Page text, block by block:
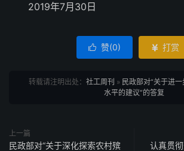
2019年7月30日
 赞(0)  打赏
转载请注明出处： 社工周刊 » 民政部对“关于进
水平的建议”的答复
上一篇
民政部对“关于深化探索农村殡
认真贯